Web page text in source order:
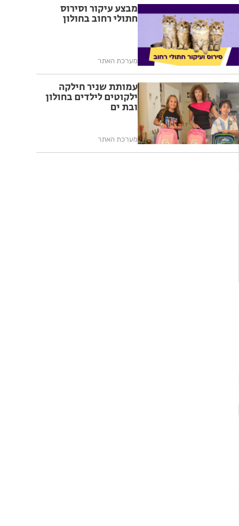
מבצע עיקור וסירוס
חתולי רחוב בחולון
מערכת האתר
עמותת שניר חילקה
ילקוטים לילדים בחולון
ובת ים
מערכת האתר